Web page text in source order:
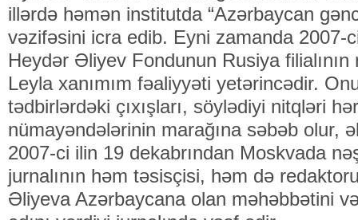
illərdə həmən institutda “Azərbaycan
vəzifəsini icra edib. Eyni zamanda 2007-
Heydər Əliyev Fondunun Rusiya
Leyla xanımım fəaliyyəti yetərincədir.
tədbirlərdəki çıxışları, söylədiyi nitqləri
nümayəndələrinin marağına səbəb olur,
2007-ci ilin 19 dekabrından Moskvada
jurnalının həm təsisçisi, həm də
Əliyeva Azərbaycana olan məhəbbətini